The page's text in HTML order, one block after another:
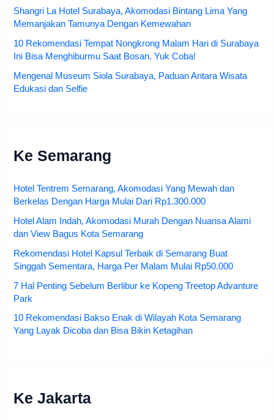
Shangri La Hotel Surabaya, Akomodasi Bintang Lima Yang
Memanjakan Tamunya Dengan Kemewahan
10 Rekomendasi Tempat Nongkrong Malam Hari di Surabaya
Ini Bisa Menghiburmu Saat Bosan. Yuk Coba!
Mengenal Museum Siola Surabaya, Paduan Antara Wisata
Edukasi dan Selfie
Ke Semarang
Hotel Tentrem Semarang, Akomodasi Yang Mewah dan
Berkelas Dengan Harga Mulai Dari Rp1.300.000
Hotel Alam Indah, Akomodasi Murah Dengan Nuansa Alami
dan View Bagus Kota Semarang
Rekomendasi Hotel Kapsul Terbaik di Semarang Buat
Singgah Sementara, Harga Per Malam Mulai Rp50.000
7 Hal Penting Sebelum Berlibur ke Kopeng Treetop Advanture
Park
10 Rekomendasi Bakso Enak di Wilayah Kota Semarang
Yang Layak Dicoba dan Bisa Bikin Ketagihan
Ke Jakarta